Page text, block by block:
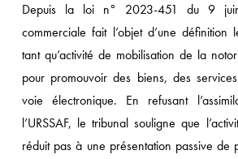
Depuis la loi n° 2023-451 du 9
commerciale fait l’objet d’une définition
tant qu’activité de mobilisation de la
pour promouvoir des biens, des
voie électronique. En refusant
l’URSSAF, le tribunal souligne que
réduit pas à une présentation passive de